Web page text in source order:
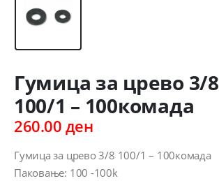
Гумица за црево 3/8
100/1 – 100комада
260.00ден
Гумица за црево 3/8 100/1 – 100комада
Паковање: 100 -100k